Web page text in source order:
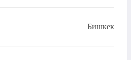
Бишкек